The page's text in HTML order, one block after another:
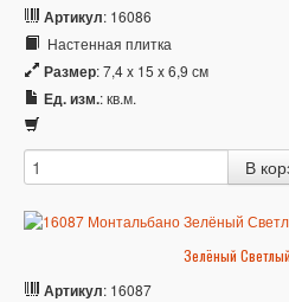
Артикул: 16086
Настенная плитка
Размер: 7,4 x 15 x 6,9 см
Ед. изм.: кв.м.
Зелёный
Артикул: 16087